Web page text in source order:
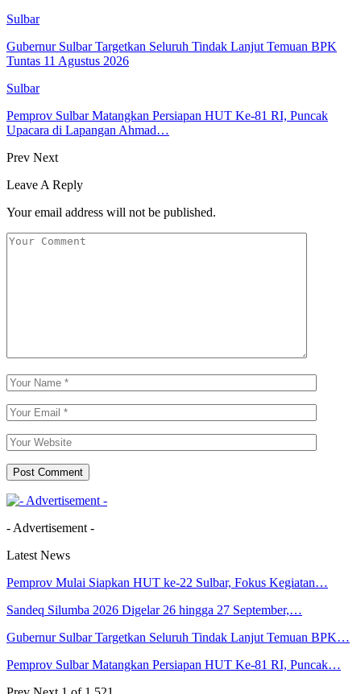
Sulbar
Gubernur Sulbar Targetkan Seluruh Tindak Lanjut Temuan BPK
Tuntas 11 Agustus 2026
Sulbar
Pemprov Sulbar Matangkan Persiapan HUT Ke-81 RI, Puncak
Upacara di Lapangan Ahmad…
Prev Next
Leave A Reply
Your email address will not be published.
- Advertisement -
Latest News
Pemprov Mulai Siapkan HUT ke-22 Sulbar, Fokus Kegiatan…
Sandeq Silumba 2026 Digelar 26 hingga 27 September,…
Gubernur Sulbar Targetkan Seluruh Tindak Lanjut Temuan BPK…
Pemprov Sulbar Matangkan Persiapan HUT Ke-81 RI, Puncak…